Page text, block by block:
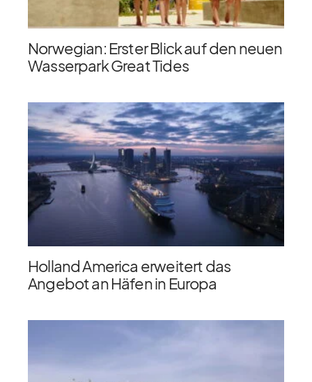
Norwegian: Erster Blick auf den neuen
Wasserpark Great Tides
Holland America erweitert das
Angebot an Häfen in Europa